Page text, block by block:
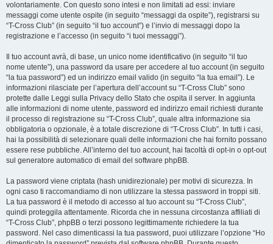
volontariamente. Con questo sono intesi e non limitati ad essi: inviare
messaggi come utente ospite (in seguito “messaggi da ospite”), registrarsi su
“T-Cross Club” (in seguito “il tuo account”) e l’invio di messaggi dopo la
registrazione e l’accesso (in seguito “i tuoi messaggi”).
Il tuo account avrà, di base, un unico nome identificativo (in seguito “il tuo
nome utente”), una password da usare per accedere al tuo account (in seguito
“la tua password”) ed un indirizzo email valido (in seguito “la tua email”). Le
informazioni rilasciate per l’apertura dell’account su “T-Cross Club” sono
protette dalle Leggi sulla Privacy dello Stato che ospita il server. In aggiunta
alle informazioni di nome utente, password ed indirizzo email richiesti durante
il processo di registrazione su “T-Cross Club”, quale altra informazione sia
obbligatoria o opzionale, è a totale discrezione di “T-Cross Club”. In tutti i casi,
hai la possibilità di selezionare quali delle informazioni che hai fornito possano
essere rese pubbliche. All’interno del tuo account, hai facoltà di opt-in o opt-out
sul generatore automatico di email del software phpBB.
La password viene criptata (hash unidirezionale) per motivi di sicurezza. In
ogni caso ti raccomandiamo di non utilizzare la stessa password in troppi siti.
La tua password è il metodo di accesso al tuo account su “T-Cross Club”,
quindi proteggila attentamente. Ricorda che in nessuna circostanza affiliati di
“T-Cross Club”, phpBB o terzi possono legittimamente richiedere la tua
password. Nel caso dimenticassi la tua password, puoi utilizzare l’opzione “Ho